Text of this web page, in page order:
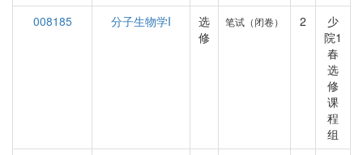
008185
分子生物学I
选
修
笔试（闭卷） 2
少
院1
春
选
修
课
程
组